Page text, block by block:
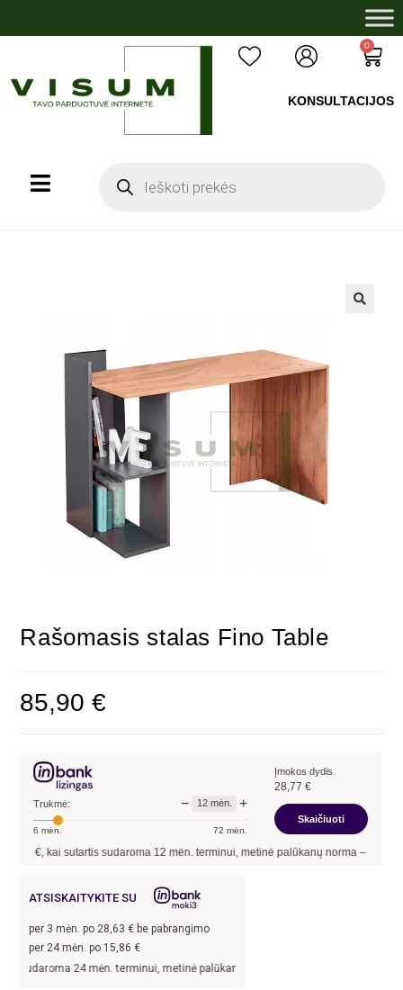
0
KONSULTACIJOS
Rašomasis stalas Fino Table
85,90€
Trukmė: − 12mėn. +
6 mėn. 72 mėn.
Įmokos dydis
28,77 €
Skaičiuoti
€, kai sutartis sudaroma12mėn. terminui, metinė palūkanų norma –13,90
ATSISKAITYKITE SU
per 3 mėn. po 28,63 € be pabrangimo
per 24 mėn. po 15,86 €
24 mėn. terminui, metinė palūkanų norma –